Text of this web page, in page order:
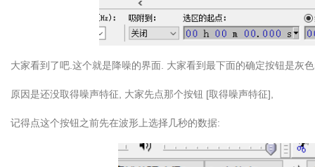
大家看到了吧.这个就是降噪的界面. 大家看到最下面的确定按钮是灰
原因是还没取得噪声特征, 大家先点那个按钮 [取得噪声特征],
记得点这个按钮之前先在波形上选择几秒的数据: